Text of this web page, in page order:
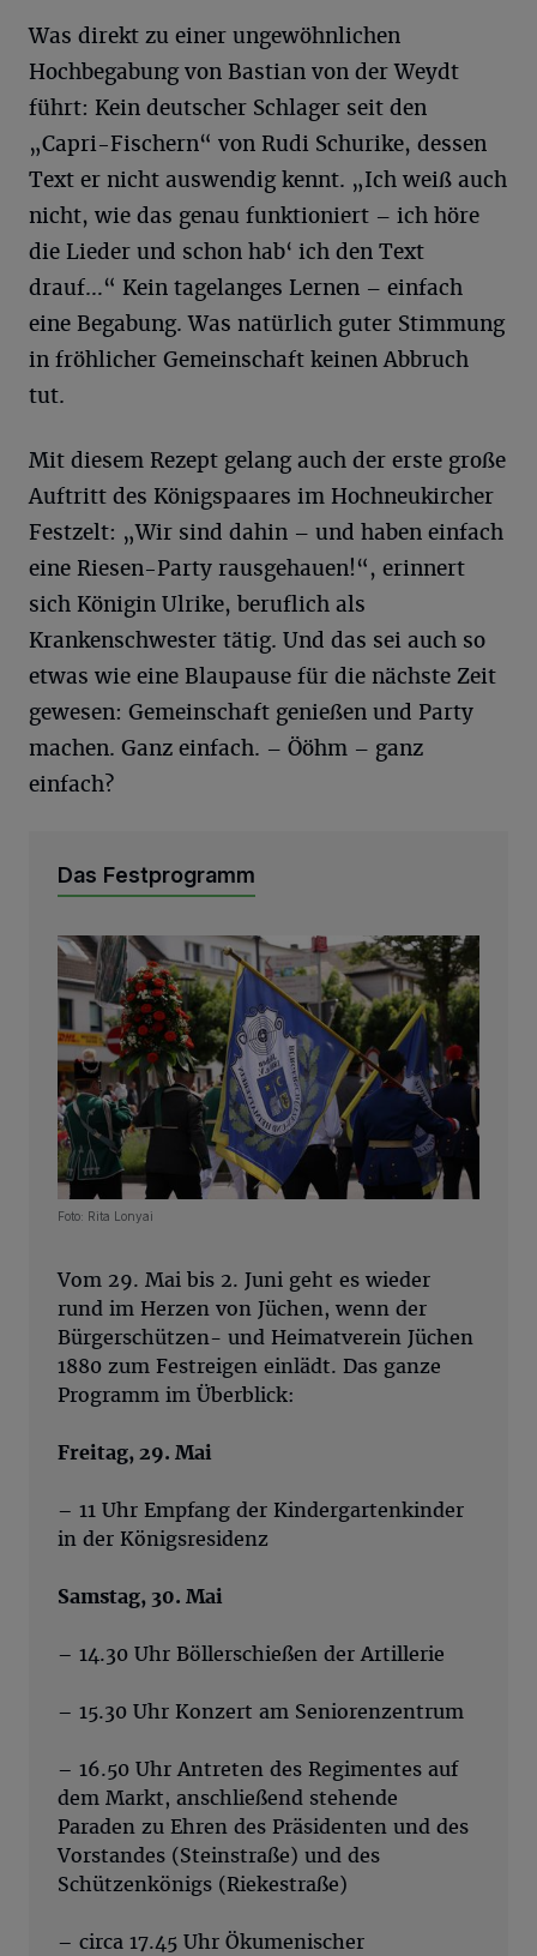
Was direkt zu einer ungewöhnlichen
Hochbegabung von Bastian von der Weydt
führt: Kein deutscher Schlager seit den
„Capri-Fischern“ von Rudi Schurike, dessen
Text er nicht auswendig kennt. „Ich weiß auch
nicht, wie das genau funktioniert – ich höre
die Lieder und schon hab‘ ich den Text
drauf…“ Kein tagelanges Lernen – einfach
eine Begabung. Was natürlich guter Stimmung
in fröhlicher Gemeinschaft keinen Abbruch
tut.
Mit diesem Rezept gelang auch der erste große
Auftritt des Königspaares im Hochneukircher
Festzelt: „Wir sind dahin – und haben einfach
eine Riesen-Party rausgehauen!“, erinnert
sich Königin Ulrike, beruflich als
Krankenschwester tätig. Und das sei auch so
etwas wie eine Blaupause für die nächste Zeit
gewesen: Gemeinschaft genießen und Party
machen. Ganz einfach. – Ööhm – ganz
einfach?
Das Festprogramm
Foto: Rita Lonyai
Vom 29. Mai bis 2. Juni geht es wieder
rund im Herzen von Jüchen, wenn der
Bürgerschützen- und Heimatverein Jüchen
1880 zum Festreigen einlädt. Das ganze
Programm im Überblick:
Freitag, 29. Mai
– 11 Uhr Empfang der Kindergartenkinder
in der Königsresidenz
Samstag, 30. Mai
– 14.30 Uhr Böllerschießen der Artillerie
– 15.30 Uhr Konzert am Seniorenzentrum
– 16.50 Uhr Antreten des Regimentes auf
dem Markt, anschließend stehende
Paraden zu Ehren des Präsidenten und des
Vorstandes (Steinstraße) und des
Schützenkönigs (Riekestraße)
– circa 17.45 Uhr Ökumenischer